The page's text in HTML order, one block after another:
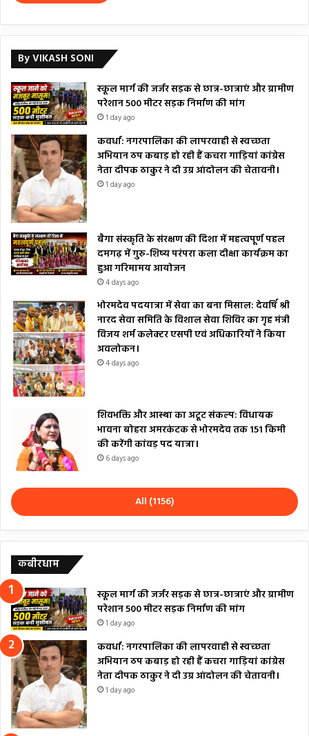
By VIKASH SONI
स्कूल मार्ग की जर्जर सड़क से छात्र-छात्राएं और ग्रामीण
परेशान 500 मीटर सड़क निर्माण की मांग
1 day ago
कवर्धा: नगरपालिका की लापरवाही से स्वच्छता
अभियान ठप कबाड़ हो रही हैं कचरा गाड़ियां कांग्रेस
नेता दीपक ठाकुर ने दी उग्र आंदोलन की चेतावनी।
1 day ago
बैगा संस्कृति के संरक्षण की दिशा में महत्वपूर्ण पहल
दमगढ़ में गुरु-शिष्य परंपरा कला दीक्षा कार्यक्रम का
हुआ गरिमामय आयोजन
4 days ago
भोरमदेव पदयात्रा में सेवा का बना मिसाल: देवर्षि श्री
नारद सेवा समिति के विशाल सेवा शिविर का गृह मंत्री
विजय शर्म कलेक्टर एसपी एवं अधिकारियों ने किया
अवलोकन।
4 days ago
शिवभक्ति और आस्था का अटूट संकल्प: विधायक
भावना बोहरा अमरकंटक से भोरमदेव तक 151 किमी
की करेंगी कांवड़ पद यात्रा।
6 days ago
All (1156)
कबीरधाम
स्कूल मार्ग की जर्जर सड़क से छात्र-छात्राएं और ग्रामीण
परेशान 500 मीटर सड़क निर्माण की मांग
1 day ago
कवर्धा: नगरपालिका की लापरवाही से स्वच्छता
अभियान ठप कबाड़ हो रही हैं कचरा गाड़ियां कांग्रेस
नेता दीपक ठाकुर ने दी उग्र आंदोलन की चेतावनी।
1 day ago